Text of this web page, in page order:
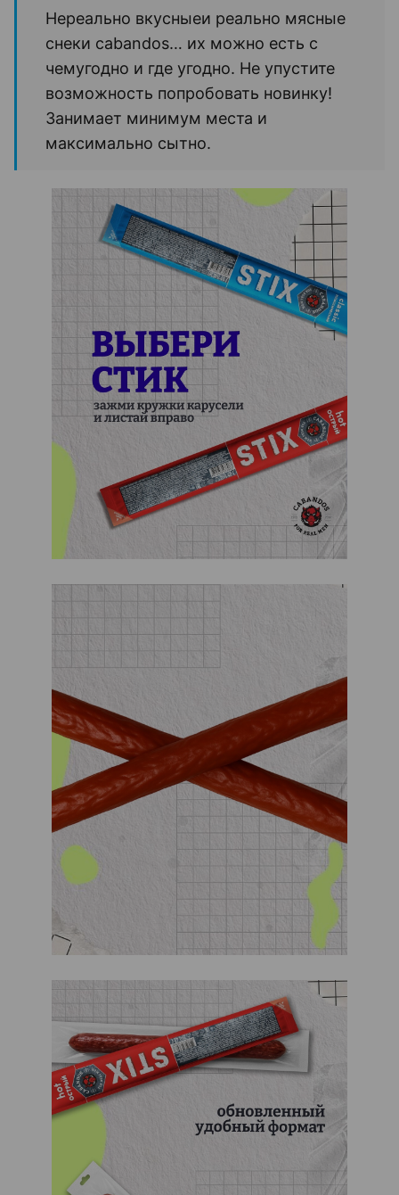
Нереально вкусныеи реально мясные
снеки cabandos… их можно есть с
чемугодно и где угодно. Не упустите
возможность попробовать новинку!
Занимает минимум места и
максимально сытно.